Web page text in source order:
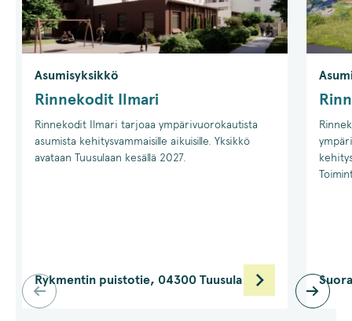
Asumisyksikkö
Rinnekodit Ilmari
Rinnekodit Ilmari tarjoaa ympärivuorokautista
asumista kehitysvammaisille aikuisille. Yksikkö
avataan Tuusulaan kesällä 2027.
Rykmentin puistotie, 04300 Tuusula